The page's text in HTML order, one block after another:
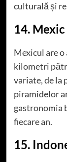
culturală și
14. Mexic
Mexicul are
kilometri
variate, de la
piramidelor
gastronomia
fiecare an.
15.